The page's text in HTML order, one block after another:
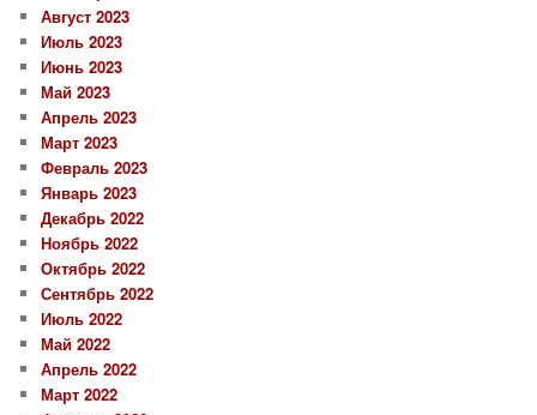
Август 2023
Июль 2023
Июнь 2023
Май 2023
Апрель 2023
Март 2023
Февраль 2023
Январь 2023
Декабрь 2022
Ноябрь 2022
Октябрь 2022
Сентябрь 2022
Июль 2022
Май 2022
Апрель 2022
Март 2022